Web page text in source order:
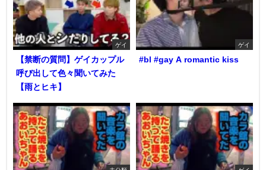
ゲイ
【禁断の質問】ゲイカップル
呼び出して色々聞いてみた
【雨とヒキ】
ゲイ
#bl #gay A romantic kiss